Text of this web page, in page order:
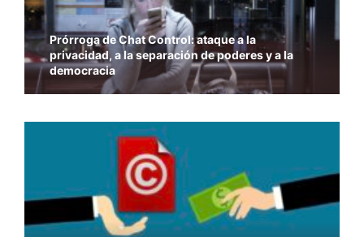
Prórroga de Chat Control: ataque a la
privacidad, a la separación de poderes y a la
democracia